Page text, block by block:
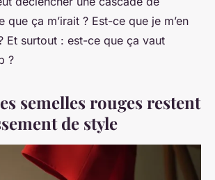
que ça m’irait ? Est-ce que je m’en
Et surtout : est-ce que ça vaut
?
semelles rouges restent
de style